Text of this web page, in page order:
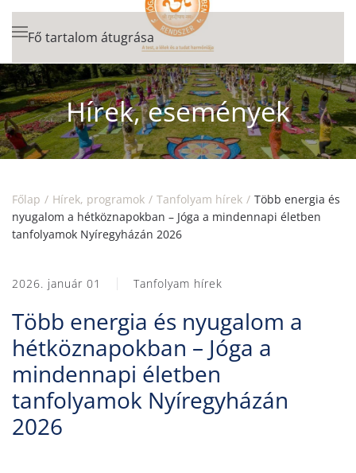
Fő tartalom átugrása
Hírek, események
Főlap Hírek, programok Tanfolyam hírek
Több energia és
nyugalom a hétköznapokban – Jóga a mindennapi életben
tanfolyamok Nyíregyházán 2026
2026. január 01 Tanfolyam hírek
Több energia és nyugalom a
hétköznapokban – Jóga a
mindennapi életben
tanfolyamok Nyíregyházán
2026